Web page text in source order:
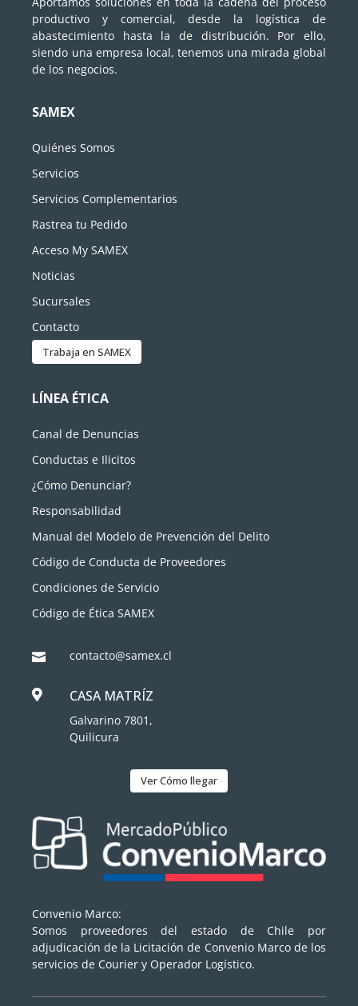
productivo y comercial, desde la logística de
abastecimiento hasta la de distribución. Por ello,
siendo una empresa local, tenemos una mirada global
de los negocios.
SAMEX
Quiénes Somos
Servicios
Servicios Complementarios
Rastrea tu Pedido
Acceso My SAMEX
Noticias
Sucursales
Contacto
Trabaja en SAMEX
LÍNEA ÉTICA
Canal de Denuncias
Conductas e Ilicitos
¿Cómo Denunciar?
Responsabilidad
Manual del Modelo de Prevención del Delito
Código de Conducta de Proveedores
Condiciones de Servicio
Código de Ética SAMEX
 contacto@samex.cl
 CASA MATRÍZ
Galvarino 7801,
Quilicura
Ver Cómo llegar
Convenio Marco:
Somos proveedores del estado de Chile por
adjudicación de la Licitación de Convenio Marco de los
servicios de Courier y Operador Logístico.